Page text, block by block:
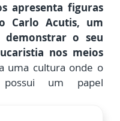
apresenta figuras
Carlo Acutis, um
o seu
nos meios
uma cultura onde o
um papel